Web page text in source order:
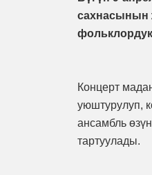
сахнасынын
Концерт
уюштурулуп,
ансамбль
тартуулады.